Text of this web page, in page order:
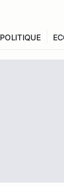
POLITIQUE